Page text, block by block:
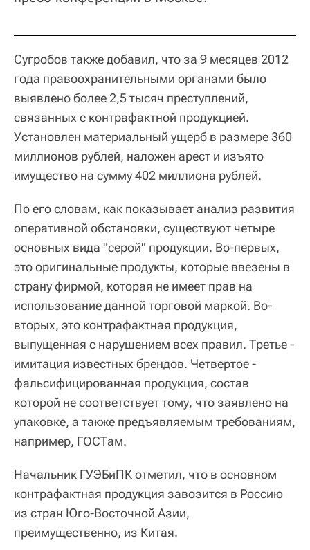
Сугробов также добавил, что за 9 месяцев 2012
года правоохранительными органами было
выявлено более 2,5 тысяч преступлений,
связанных с контрафактной продукцией.
Установлен материальный ущерб в размере 360
миллионов рублей, наложен арест и изъято
имущество на сумму 402 миллиона рублей.
По его словам, как показывает анализ развития
оперативной обстановки, существуют четыре
основных вида "серой" продукции. Во-первых,
это оригинальные продукты, которые ввезены в
страну фирмой, которая не имеет прав на
использование данной торговой маркой. Во-
вторых, это контрафактная продукция,
выпущенная с нарушением всех правил. Третье -
имитация известных брендов. Четвертое -
фальсифицированная продукция, состав
которой не соответствует тому, что заявлено на
упаковке, а также предъявляемым требованиям,
например, ГОСТам.
Начальник ГУЭБиПК отметил, что в основном
контрафактная продукция завозится в Россию
из стран Юго-Восточной Азии,
преимущественно, из Китая.